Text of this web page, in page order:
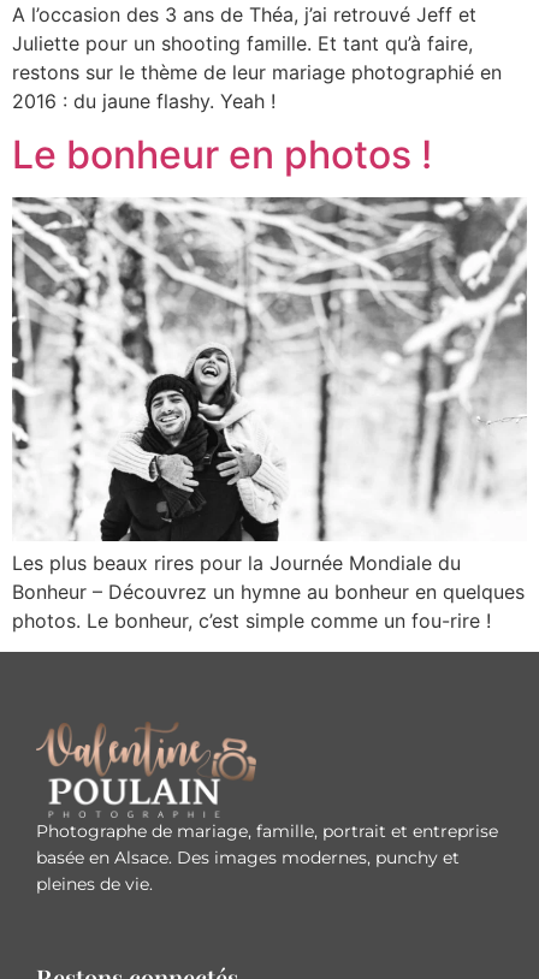
A l’occasion des 3 ans de Théa, j’ai retrouvé Jeff et
Juliette pour un shooting famille. Et tant qu’à faire,
restons sur le thème de leur mariage photographié en
2016 : du jaune flashy. Yeah !
Le bonheur en photos !
Les plus beaux rires pour la Journée Mondiale du
Bonheur – Découvrez un hymne au bonheur en quelques
photos. Le bonheur, c’est simple comme un fou-rire !
Photographe de mariage, famille, portrait et entreprise
basée en Alsace. Des images modernes, punchy et
pleines de vie.